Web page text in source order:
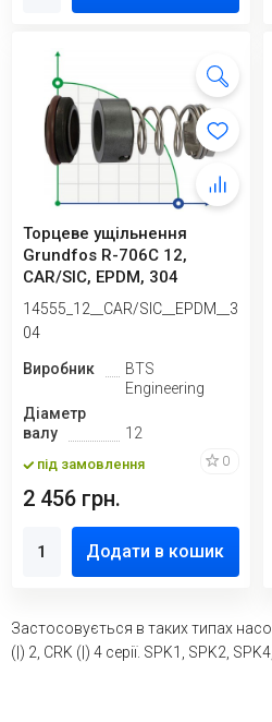
Торцеве ущільнення
Grundfos R-706C 12,
CAR/SIC, EPDM, 304
14555_12__CAR/SIC__EPDM__3
04
Виробник
BTS
Engineering
Діаметр
валу
12
під замовлення 0
2 456 грн.
Додати в кошик
Застосовується в таких типах
(|) 2, CRK (|) 4 серії. SPK1, SPK2,